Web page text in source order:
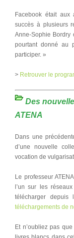
Facebook était aux
succès à plusieurs
Anne-Sophie Bordry
pourtant donné au
participer. »
> Retrouver le
Des
ATENA
Dans une
d’une nouvelle
vocation de
Le professeur
l’un sur les
télécharger
téléchargements de
Et n’oubliez pas